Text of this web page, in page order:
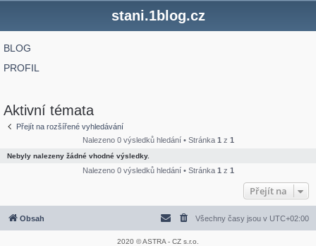
stani.1blog.cz
BLOG
PROFIL
Aktivní témata
Přejít na rozšířené vyhledávání
Nalezeno 0 výsledků hledání • Stránka 1 z 1
Nebyly nalezeny žádné vhodné výsledky.
Nalezeno 0 výsledků hledání • Stránka 1 z 1
Přejít na
Obsah Všechny časy jsou v UTC+02:00
2020 © ASTRA - CZ s.r.o.